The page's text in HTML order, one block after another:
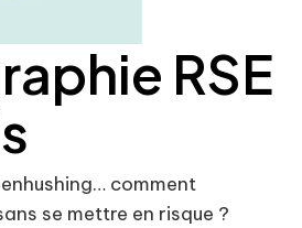
RSE
comment
se mettre en risque ?